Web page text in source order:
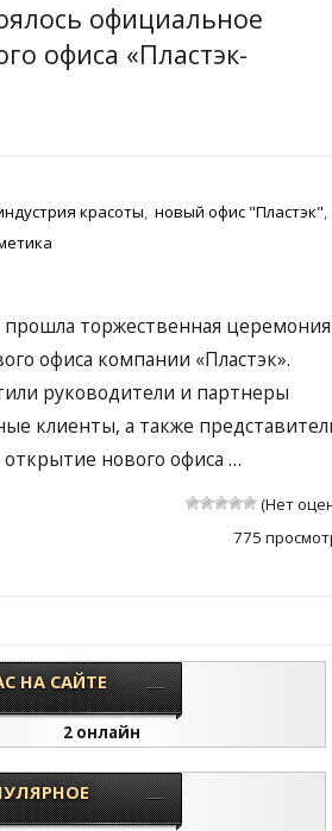
официальное
офиса «Пластэк-
красоты, новый офис "Пластэк",
прошла торжественная
офиса компании «Пластэк».
руководители и партнеры
клиенты, а также
нового офиса …
(Нет
775
НА САЙТЕ
2 онлайн